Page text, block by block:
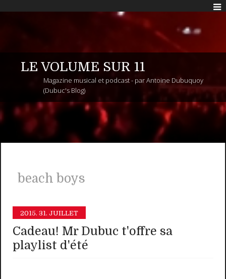
LE VOLUME SUR 11
Magazine musical et podcast - par Antoine Dubuquoy
(Dubuc's Blog)
beach boys
2015. 31. JUILLET
Cadeau! Mr Dubuc t'offre sa
playlist d'été